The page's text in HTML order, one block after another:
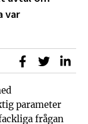
var
Dela påDela på
parameter
frågan